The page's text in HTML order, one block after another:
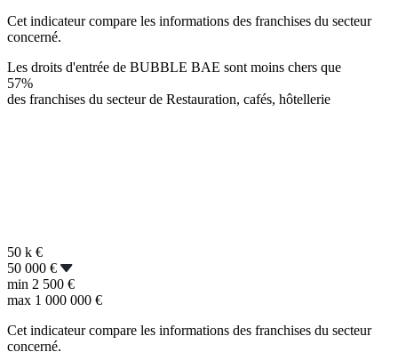
Cet indicateur compare les informations des franchises du secteur
concerné.
Les droits d'entrée de BUBBLE BAE sont moins chers que
57%
des franchises du secteur de Restauration, cafés, hôtellerie
50 k €
50 000 €
min 2 500 €
max 1 000 000 €
Cet indicateur compare les informations des franchises du secteur
concerné.